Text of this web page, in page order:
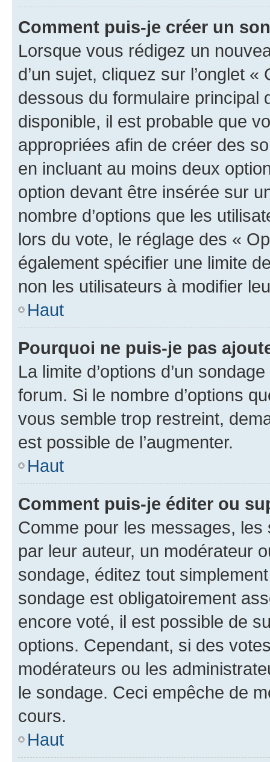
Comment puis-je créer un
Lorsque vous rédigez un
d’un sujet, cliquez sur l’onglet
dessous du formulaire principal
disponible, il est probable que
appropriées afin de créer des
en incluant au moins deux
option devant être insérée sur
nombre d’options que les
lors du vote, le réglage des «
également spécifier une limite
non les utilisateurs à modifier
Haut
Pourquoi ne puis-je pas
La limite d’options d’un
forum. Si le nombre d’options
vous semble trop restreint,
est possible de l’augmenter.
Haut
Comment puis-je éditer ou
Comme pour les messages,
par leur auteur, un modérateur
sondage, éditez tout
sondage est obligatoirement
encore voté, il est possible de
options. Cependant, si des
modérateurs ou les
le sondage. Ceci empêche de
cours.
Haut